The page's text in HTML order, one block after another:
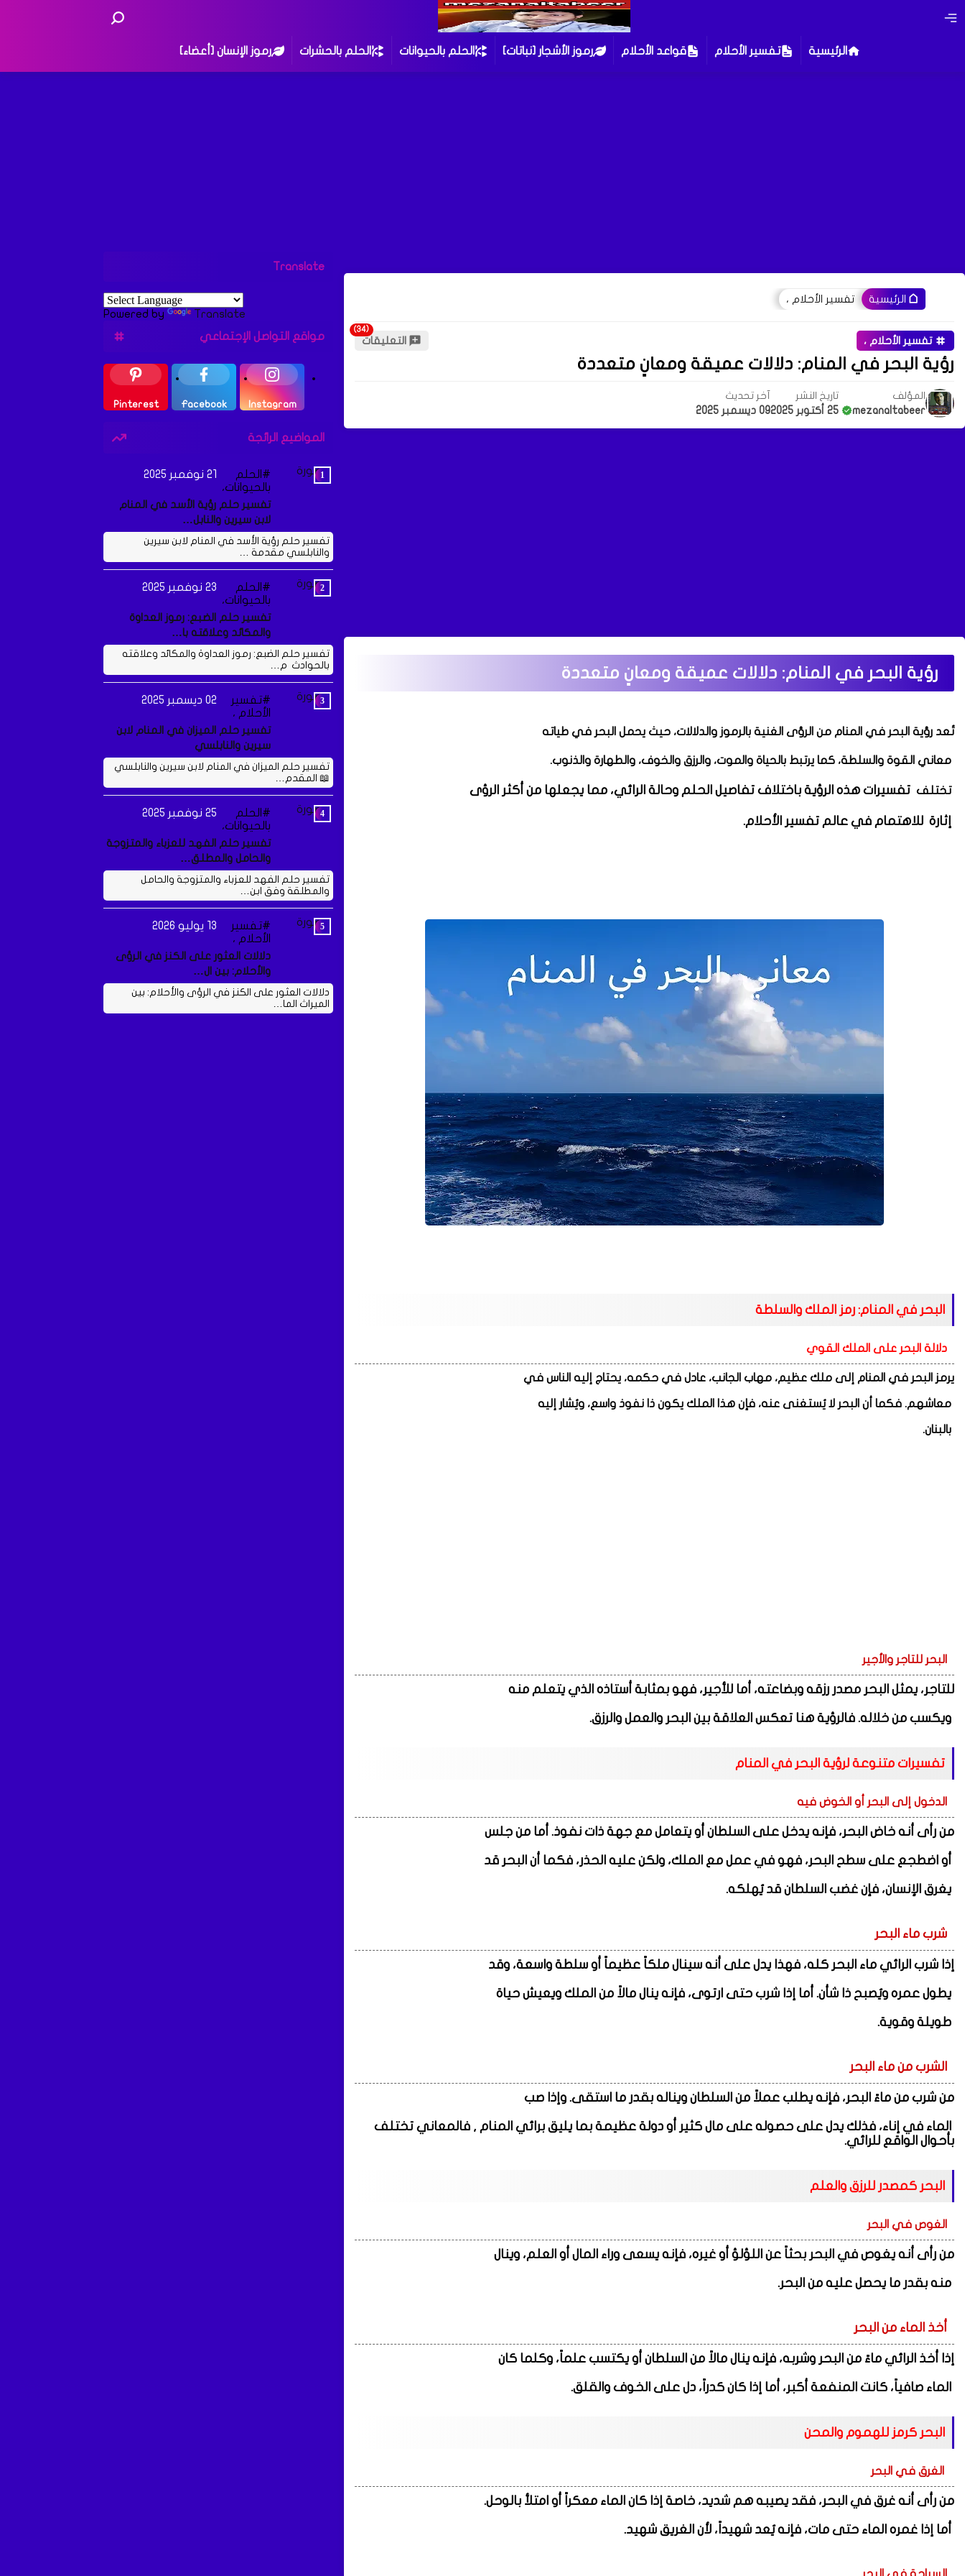
الرئيسية تفسير الأحلام قواعد الأحلام رموز الأشجار [نباتات] الحلم بالحيوانات الحلم بالحشرات رموز الإنسان [أعضاء]
الرئيسية تفسير الأحلام ،
تفسير الأحلام ، التعليقات
رؤية البحر في المنام: دلالات عميقة ومعانٍ متعددة
المؤلف
mezanaltabeer
تاريخ النشر
25 أكتوبر 2025
آخر تحديث
09 ديسمبر 2025
رؤية البحر في المنام: دلالات عميقة ومعانٍ متعددة
تُعد رؤية البحر في المنام من الرؤى الغنية بالرموز والدلالات، حيث يحمل البحر في طياته
معاني القوة والسلطة، كما يرتبط بالحياة والموت، والرزق والخوف، والطهارة والذنوب.
تختلف تفسيرات هذه الرؤية باختلاف تفاصيل الحلم وحالة الرائي، مما يجعلها من أكثر الرؤى
إثارة للاهتمام في عالم تفسير الأحلام.
البحر في المنام: رمز الملك والسلطة
دلالة البحر على الملك القوي
يرمز البحر في المنام إلى ملك عظيم، مهاب الجانب، عادل في حكمه، يحتاج إليه الناس في
معاشهم. فكما أن البحر لا يُستغنى عنه، فإن هذا الملك يكون ذا نفوذ واسع، ويُشار إليه
بالبنان.
البحر للتاجر والأجير
للتاجر، يمثل البحر مصدر رزقه وبضاعته، أما للأجير، فهو بمثابة أستاذه الذي يتعلم منه
ويكسب من خلاله. فالرؤية هنا تعكس العلاقة بين البحر والعمل والرزق.
تفسيرات متنوعة لرؤية البحر في المنام
الدخول إلى البحر أو الخوض فيه
من رأى أنه خاض البحر، فإنه يدخل على السلطان أو يتعامل مع جهة ذات نفوذ. أما من جلس
أو اضطجع على سطح البحر، فهو في عمل مع الملك، ولكن عليه الحذر، فكما أن البحر قد
يغرق الإنسان، فإن غضب السلطان قد يُهلكه.
شرب ماء البحر
إذا شرب الرائي ماء البحر كله، فهذا يدل على أنه سينال ملكاً عظيماً أو سلطة واسعة، وقد
يطول عمره ويُصبح ذا شأن. أما إذا شرب حتى ارتوى، فإنه ينال مالاً من الملك ويعيش حياة
طويلة وقوية.
الشرب من ماء البحر
من شرب من ماءً البحر، فإنه يطلب عملاً من السلطان ويناله بقدر ما استقى. وإذا صب
الماء في إناء، فذلك يدل على حصوله على مال كثير أو دولة عظيمة بما يليق برائي المنام , فالمعاني تختلف
بأحوال الواقع للرائي.
البحر كمصدر للرزق والعلم
الغوص في البحر
من رأى أنه يغوص في البحر بحثاً عن اللؤلؤ أو غيره، فإنه يسعى وراء المال أو العلم، وينال
منه بقدر ما يحصل عليه من البحر.
أخذ الماء من البحر
إذا أخذ الرائي ماءً من البحر وشربه، فإنه ينال مالاً من السلطان أو يكتسب علماً، وكلما كان
الماء صافياً، كانت المنفعة أكبر، أما إذا كان كدراً، دل على الخوف والقلق.
البحر كرمز للهموم والمحن
الغرق في البحر
من رأى أنه غرق في البحر، فقد يصيبه هم شديد، خاصة إذا كان الماء معكراً أو امتلأ بالوحل.
أما إذا غمره الماء حتى مات، فإنه يُعد شهيداً، لأن الغريق شهيد.
Translate
Powered by
Translate
مواقع التواصل الإجتماعي
Instagram
Facebook
Pinterest
المواضيع الرائجة
الحلم
بالحيوانات،
21 نوفمبر 2025
تفسير حلم رؤية الأسد في المنام
لابن سيرين والنابل…
تفسير حلم رؤية الأسد في المنام لابن سيرين
والنابلسي مقدمة …
الحلم
بالحيوانات،
23 نوفمبر 2025
تفسير حلم الضبع: رموز العداوة
والمكائد وعلاقته با…
تفسير حلم الضبع: رموز العداوة والمكائد وعلاقته
بالحوادث م…
تفسير
الأحلام ،
02 ديسمبر 2025
تفسير حلم الميزان في المنام لابن
سيرين والنابلسي
تفسير حلم الميزان في المنام لابن سيرين والنابلسي
📖 المقدم…
الحلم
بالحيوانات،
25 نوفمبر 2025
تفسير حلم الفهد للعزباء والمتزوجة
والحامل والمطلق…
تفسير حلم الفهد للعزباء والمتزوجة والحامل
والمطلقة وفق ابن…
تفسير
الأحلام ،
13 يوليو 2026
دلالات العثور على الكنز في الرؤى
والأحلام: بين ال…
دلالات العثور على الكنز في الرؤى والأحلام: بين
الميراث الما…